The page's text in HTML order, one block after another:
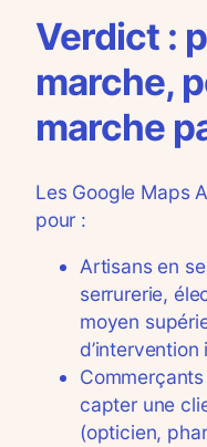
Verdict :
marche,
marche
Les Google Maps
pour :
Artisans en
serrurerie,
moyen
capter une
(opticien,